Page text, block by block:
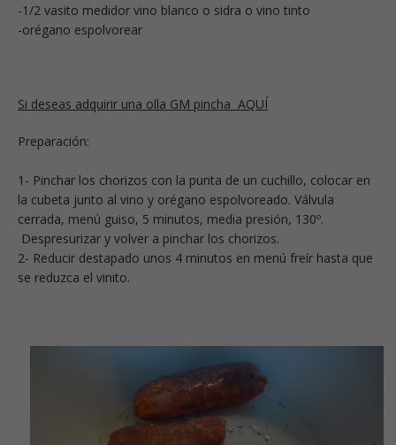
-1/2 vasito medidor vino blanco o sidra o vino tinto
-orégano espolvorear
Si deseas adquirir una olla GM pincha AQUÍ
Preparación:
1- Pinchar los chorizos con la punta de un cuchillo, colocar en
la cubeta junto al vino y orégano espolvoreado. Válvula
cerrada, menú guiso, 5 minutos, media presión, 130º.
Despresurizar y volver a pinchar los chorizos.
2- Reducir destapado unos 4 minutos en menú freír hasta que
se reduzca el vinito.